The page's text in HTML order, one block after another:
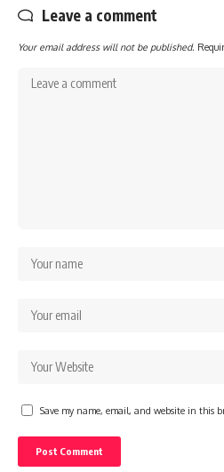
Leave a comment
Your email address will not be published.
Save my name, email, and website in this